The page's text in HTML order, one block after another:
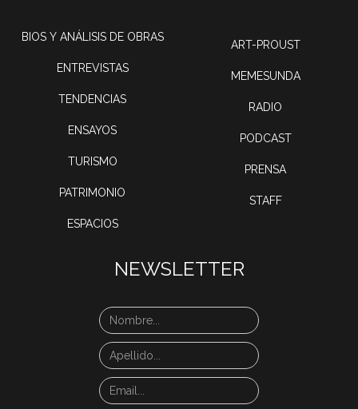
BIOS Y ANÁLISIS DE OBRAS
ENTREVISTAS
TENDENCIAS
ENSAYOS
TURISMO
PATRIMONIO
ESPACIOS
ART-PROUST
MEMESUNDA
RADIO
PODCAST
PRENSA
STAFF
NEWSLETTER